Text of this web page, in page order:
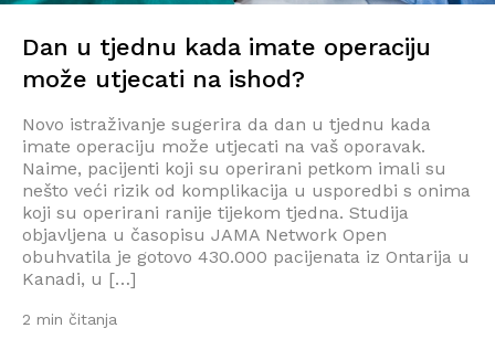
Dan u tjednu kada imate operaciju
može utjecati na ishod?
Novo istraživanje sugerira da dan u tjednu kada
imate operaciju može utjecati na vaš oporavak.
Naime, pacijenti koji su operirani petkom imali su
nešto veći rizik od komplikacija u usporedbi s onima
koji su operirani ranije tijekom tjedna. Studija
objavljena u časopisu JAMA Network Open
obuhvatila je gotovo 430.000 pacijenata iz Ontarija u
Kanadi, u […]
2 min čitanja